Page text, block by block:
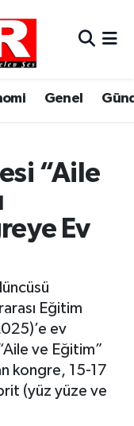
Genel
“Aile
Ev
Eğitim
ev
ve Eğitim”
kongre, 15-17
(yüz yüze ve